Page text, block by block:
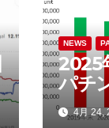
NEWS
2025
パチ
店（
4月 24,